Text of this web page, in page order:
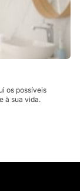
os possíveis
à sua vida.